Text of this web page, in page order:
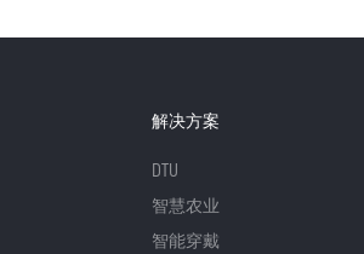
解决方案
DTU
智慧农业
智能穿戴